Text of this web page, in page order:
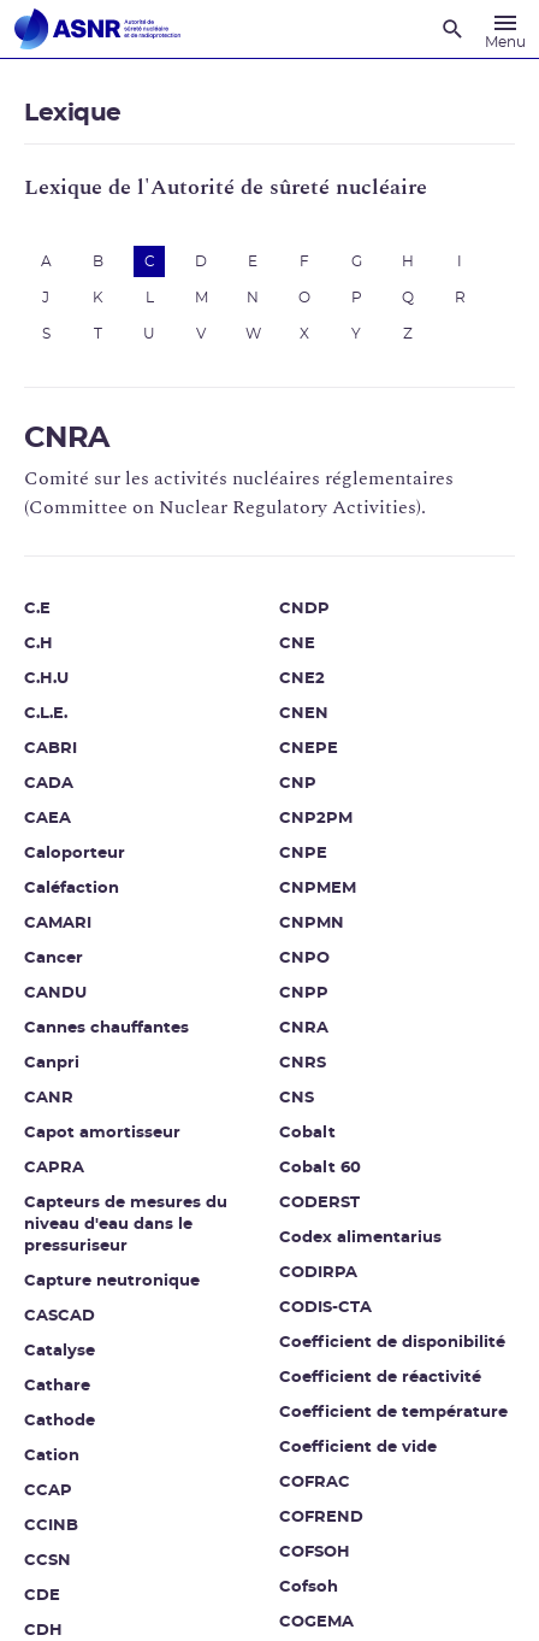
Menu
Lexique
Lexique de l'Autorité de sûreté nucléaire
A B C D E F G H
J K M N O P Q R
S U V W X Y Z
CNRA
Comité sur les activités nucléaires réglementaires
(Committee on Nuclear Regulatory Activities).
C.E
C.H
C.H.U
C.L.E.
CABRI
CADA
CAEA
Caloporteur
Caléfaction
CAMARI
Cancer
CANDU
Cannes chauffantes
Canpri
CANR
Capot amortisseur
CAPRA
Capteurs de mesures du
niveau d'eau dans le
pressuriseur
Capture neutronique
CASCAD
Catalyse
Cathare
Cathode
Cation
CCAP
CCINB
CCSN
CDE
CDH
CNDP
CNE
CNE2
CNEN
CNEPE
CNP
CNP2PM
CNPE
CNPMEM
CNPMN
CNPO
CNPP
CNRA
CNRS
CNS
Cobalt
Cobalt 60
CODERST
Codex alimentarius
CODIRPA
CODIS-CTA
Coefficient de disponibilité
Coefficient de réactivité
Coefficient de température
Coefficient de vide
COFRAC
COFREND
COFSOH
Cofsoh
COGEMA